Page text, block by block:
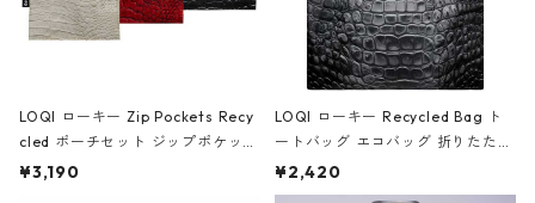
LOQI ローキー Zip Pockets Recy
cled ポーチセット ジップポケット
ファスナーポーチ 撥水加工 トラベ
¥3,190
LOQI ローキー Recycled Bag ト
ートバッグ エコバッグ 折りたたみ
大きめ 撥水加工 収納ポーチ CRO
CODILE/Black クロコダイル/ブラ
¥2,420